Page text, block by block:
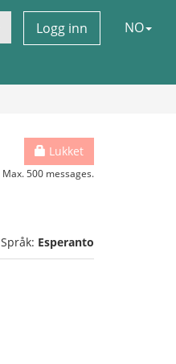
Logg inn NO
Lukket
Max. 500 messages.
Språk: Esperanto